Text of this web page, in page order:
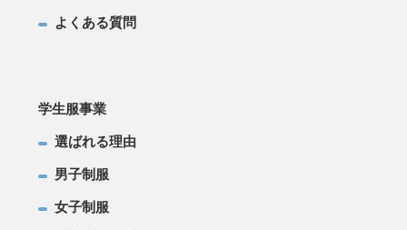
よくある質問
学生服事業
選ばれる理由
男子制服
女子制服